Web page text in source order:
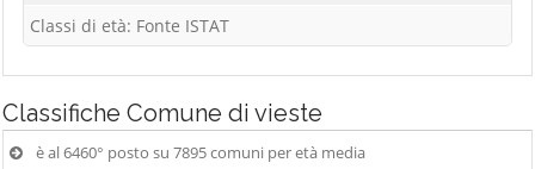
Classi di età: Fonte ISTAT
Classifiche Comune di vieste
è al 6460° posto su 7895 comuni per età media